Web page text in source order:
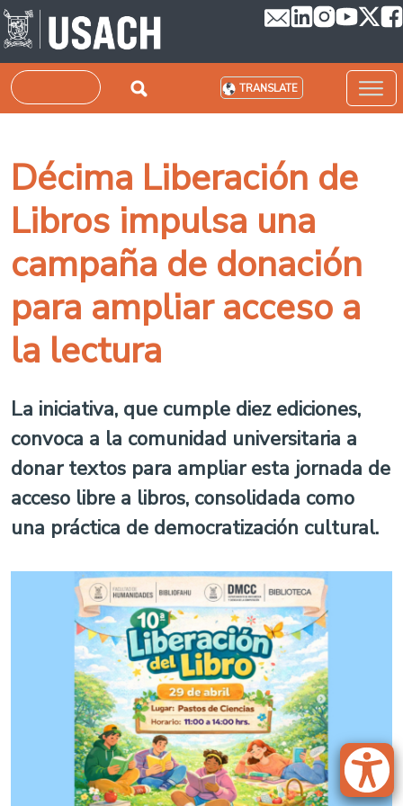
Skip to main content
Search TRANSLATE
Décima Liberación de
Libros impulsa una
campaña de donación
para ampliar acceso a
la lectura
La iniciativa, que cumple diez ediciones,
convoca a la comunidad universitaria a
donar textos para ampliar esta jornada de
acceso libre a libros, consolidada como
una práctica de democratización cultural.